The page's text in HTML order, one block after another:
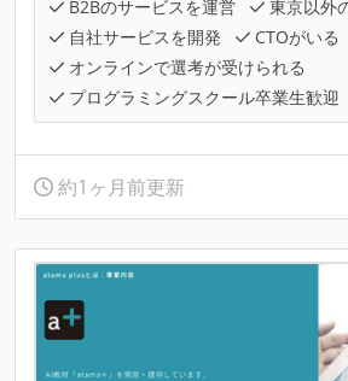
B2Bのサービスを運営
東京以外
自社サービスを開発
CTOがいる
オンラインで選考が受けられる
プログラミングスクール卒業生歓迎
約1ヶ月前更新